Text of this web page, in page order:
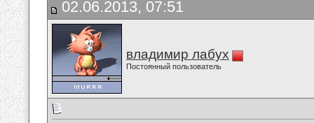
02.06.2013, 07:51
владимир лабух
Постоянный пользователь